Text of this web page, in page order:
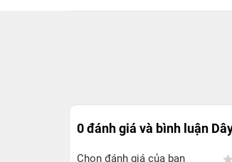
0 đánh giá và bình luận
Chọn đánh giá của bạn